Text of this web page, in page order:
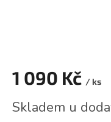
1 090 Kč / ks
cena:
Skladem u